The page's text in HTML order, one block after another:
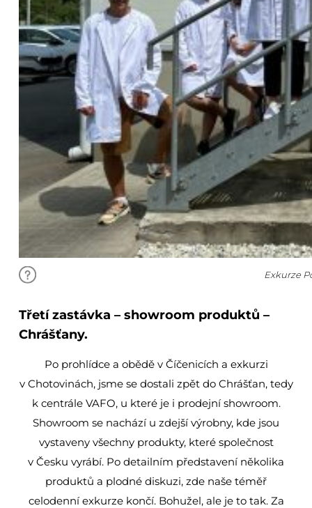
Exkurze
Třetí zastávka – showroom produktů –
Chrášťany.
Po prohlídce a obědě v Číčenicích a exkurzi
v Chotovinách, jsme se dostali zpět do Chrášťan, tedy
k centrále VAFO, u které je i prodejní showroom.
Showroom se nachází u zdejší výrobny, kde jsou
vystaveny všechny produkty, které společnost
v Česku vyrábí. Po detailním představení několika
produktů a plodné diskuzi, zde naše téměř
celodenní exkurze končí. Bohužel, ale je to tak. Za